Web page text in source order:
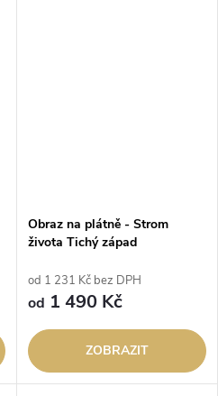
Obraz na plátně - Strom
života Tichý západ
od 1 231 Kč bez DPH
od 1 490 Kč
ZOBRAZIT